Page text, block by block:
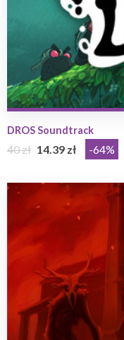
DROS Soundtrack
40 zł 14.39 zł -64%